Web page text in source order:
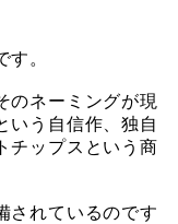
。
のネーミングが現
いう自信作、独自
チップスという商
されているのです